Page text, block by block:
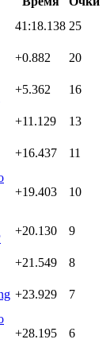
41:18.138 25
+0.882 20
+5.362 16
+11.129 13
+16.437 11
+19.403 10
+20.130 9
+21.549 8
+23.929 7
+28.195 6